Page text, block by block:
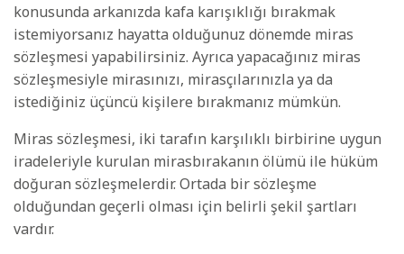
konusunda arkanızda kafa karışıklığı bırakmak
istemiyorsanız hayatta olduğunuz dönemde miras
sözleşmesi yapabilirsiniz. Ayrıca yapacağınız miras
sözleşmesiyle mirasınızı, mirasçılarınızla ya da
istediğiniz üçüncü kişilere bırakmanız mümkün.
Miras sözleşmesi, iki tarafın karşılıklı birbirine uygun
iradeleriyle kurulan mirasbırakanın ölümü ile hüküm
doğuran sözleşmelerdir. Ortada bir sözleşme
olduğundan geçerli olması için belirli şekil şartları
vardır.